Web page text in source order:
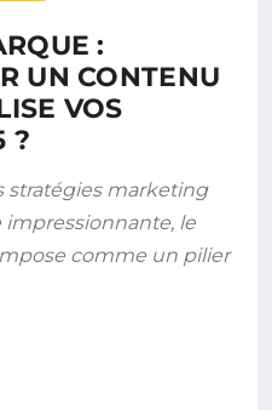
:
UN CONTENU
VOS
?
stratégies marketing
le
comme un pilier